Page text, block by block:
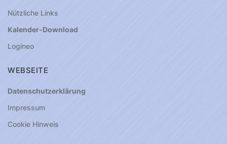
Nützliche Links
Kalender-Download
Logineo
WEBSEITE
Datenschutzerklärung
Impressum
Cookie Hinweis